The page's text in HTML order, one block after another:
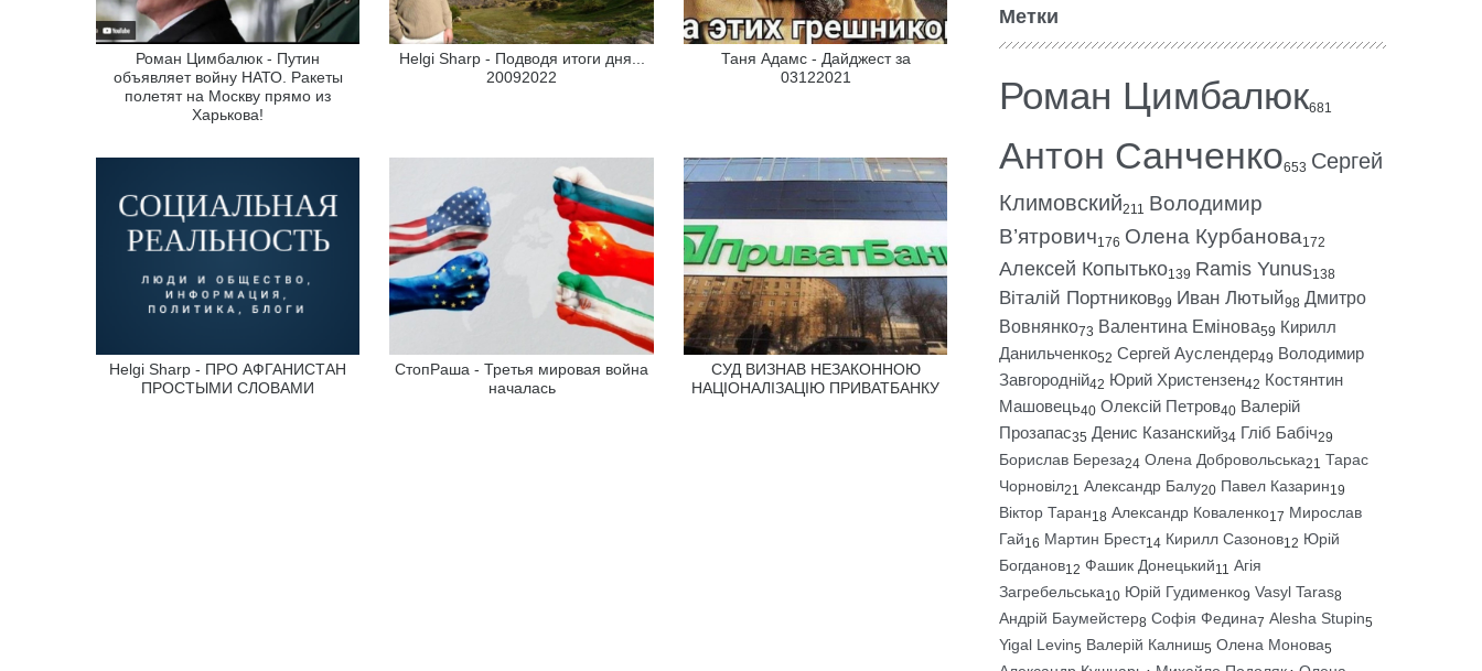
Роман Цимбалюк - Путин
объявляет войну НАТО. Ракеты
полетят на Москву прямо из
Харькова!
Helgi Sharp - Подводя итоги дня...
20092022
Таня Адамс - Дайджест за
03122021
Helgi Sharp - ПРО АФГАНИСТАН
ПРОСТЫМИ СЛОВАМИ
СтопРаша - Третья мировая война
началась
СУД ВИЗНАВ НЕЗАКОННОЮ
НАЦІОНАЛІЗАЦІЮ ПРИВАТБАНКУ
Метки
Роман Цимбалюк681
Антон Санченко653 Сергей
Климовский211 Володимир
В’ятрович176 Олена Курбанова172
Алексей Копытько139 Ramis Yunus138
Віталій Портников99 Иван Лютый98 Дмитро
Вовнянко73 Валентина Емінова59 Кирилл
Данильченко52 Сергей Ауслендер49 Володимир
Завгородній42 Юрий Христензен42 Костянтин
Машовець40 Олексій Петров40 Валерій
Прозапас35 Денис Казанский34 Гліб Бабіч29
Борислав Береза24 Олена Добровольська21 Тарас
Чорновіл21 Александр Балу20 Павел Казарин19
Віктор Таран18 Александр Коваленко17 Мирослав
Гай16 Мартин Брест14 Кирилл Сазонов12 Юрій
Богданов12 Фашик Донецький11 Агія
Загребельська10 Юрій Гудименко9 Vasyl Taras8
Андрій Баумейстер8 Софія Федина7 Alesha Stupin5
Yigal Levin5 Валерій Калниш5 Олена Монова5